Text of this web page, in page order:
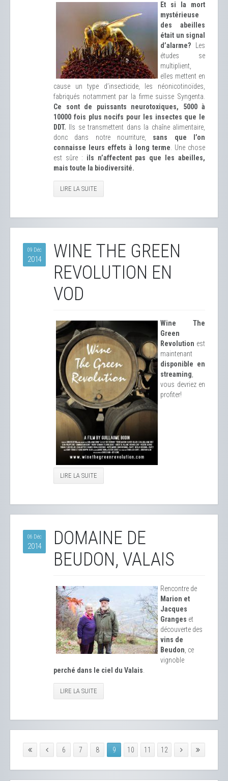
Et si la mort
mystérieuse
des abeilles
était un signal
d’alarme? Les
études se
multiplient,
elles mettent en
cause un type d’insecticide, les néonicotinoïdes,
fabriqués notamment par la firme suisse Syngenta.
Ce sont de puissants neurotoxiques, 5000 à
10000 fois plus nocifs pour les insectes que le
DDT. Ils se transmettent dans la chaîne alimentaire,
donc dans notre nourriture, sans que l’on
connaisse leurs effets à long terme . Une chose
est sûre : ils n’affectent pas que les abeilles,
mais toute la biodiversité.
LIRE LA SUITE
09 Déc
2014
WINE THE GREEN
REVOLUTION EN
VOD
Wine The
Green
Revolution est
maintenant
disponible en
streaming
vous devriez en
profiter!
LIRE LA SUITE
06 Déc
2014
DOMAINE DE
BEUDON, VALAIS
Rencontre de
Marion et
Jacques
Granges et
découverte des
vins de
Beudon, ce
vignoble
perché dans le ciel du Valais.
LIRE LA SUITE
6 7 8 9 10 11 12